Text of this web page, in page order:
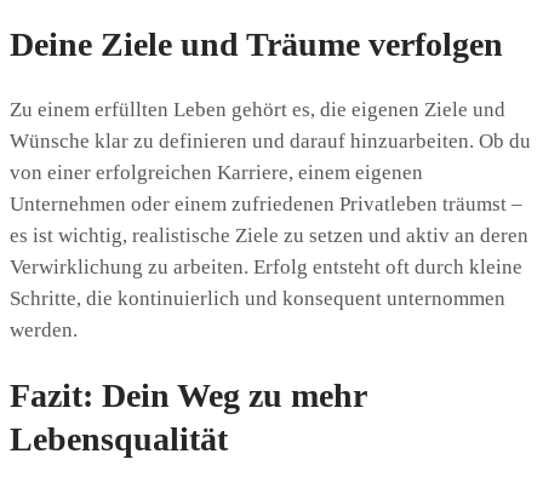
Deine Ziele und Träume verfolgen
Zu einem erfüllten Leben gehört es, die eigenen Ziele und
Wünsche klar zu definieren und darauf hinzuarbeiten. Ob du
von einer erfolgreichen Karriere, einem eigenen
Unternehmen oder einem zufriedenen Privatleben träumst –
es ist wichtig, realistische Ziele zu setzen und aktiv an deren
Verwirklichung zu arbeiten. Erfolg entsteht oft durch kleine
Schritte, die kontinuierlich und konsequent unternommen
werden.
Fazit: Dein Weg zu mehr
Lebensqualität